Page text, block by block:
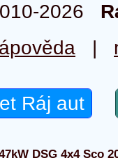
2026
|
Ráj aut
DSG 4x4 Sco